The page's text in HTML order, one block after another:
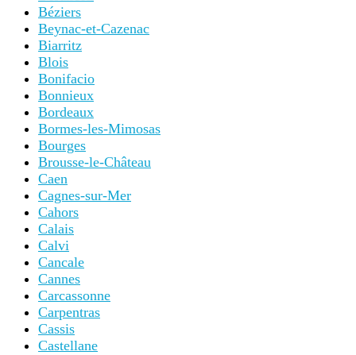
Béziers
Beynac-et-Cazenac
Biarritz
Blois
Bonifacio
Bonnieux
Bordeaux
Bormes-les-Mimosas
Bourges
Brousse-le-Château
Caen
Cagnes-sur-Mer
Cahors
Calais
Calvi
Cancale
Cannes
Carcassonne
Carpentras
Cassis
Castellane